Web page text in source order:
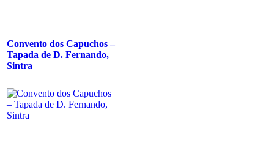
Convento dos Capuchos –
Tapada de D. Fernando,
Sintra